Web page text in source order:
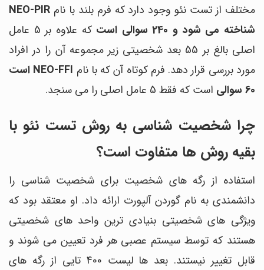
مختلف از تست نئو وجود دارد که فرم بلند با نام NEO-PIR
شناخته می شود و 240 سوالی است
که علاوه بر 5 عامل
اصلی بالغ بر 55 بعد شخصیتی زیر مجموعه آن را در افراد
مورد بررسی قرار دهد. فرم کوتاه آن که با نام
NEO-FFI است
60 سوالی
است که فقط 5 عامل اصلی را می سنجد.
چرا شخصیت شناسی به روش تست نئو با
بقیه روش ها متفاوت است؟
استفاده از رگه های شخصیت برای شخصیت شناسی را
دانشمندی به نام گوردن آلپورت ارائه داد. او معتقد بود که
ویژگی های شخصیتی بنیادی ترین واحد های شخصیتی
هستند که توسط سیستم عصبی هر فرد تعیین می شوند و
قابل تغییر نیستند. بعد ها لیست 400 تایی از رگه های